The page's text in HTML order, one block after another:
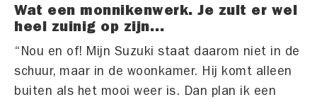
Wat een monnikenwerk. Je zult er wel
heel zuinig op zijn…
“Nou en of! Mijn Suzuki staat daarom niet in de
schuur, maar in de woonkamer. Hij komt alleen
buiten als het mooi weer is. Dan plan ik een